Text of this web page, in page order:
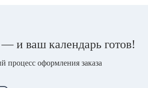
и ваш календарь готов!
процесс оформления заказа